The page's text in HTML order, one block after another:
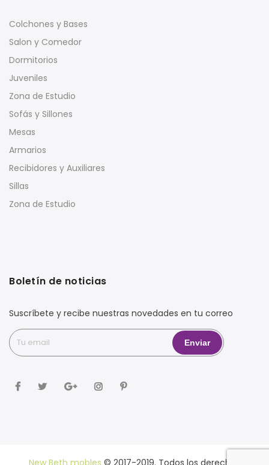
Colchones y Bases
Salon y Comedor
Dormitorios
Juveniles
Zona de Estudio
Sofás y Sillones
Mesas
Armarios
Recibidores y Auxiliares
Sillas
Zona de Estudio
Boletín de noticias
Suscríbete y recibe nuestras novedades en tu correo